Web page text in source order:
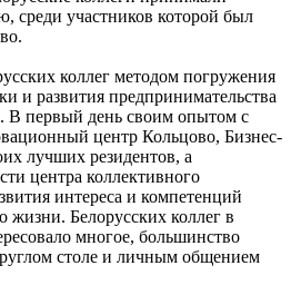
среди участников которой был
коллег методом погружения
и развития предпринимательства
В первый день своим опытом с
центр Кольцово, Бизнес-
лучших резидентов, а
центра коллективного
интереса и компетенций
жизни. Белорусских коллег в
многое, большинство
столе и личным общением